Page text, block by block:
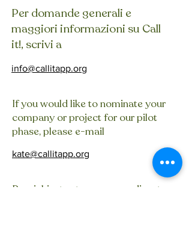
Per domande generali e
maggiori informazioni su Call
it!, scrivi a
info@callitapp.org
If you would like to nominate your
company or project for our pilot
phase, please e-mail
kate@callitapp.org
Per richiesta stampa o per discutere